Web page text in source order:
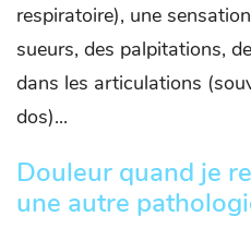
respiratoire), une
sueurs, des palpitations,
dans les articulations
dos)...
Douleur quand je
une autre